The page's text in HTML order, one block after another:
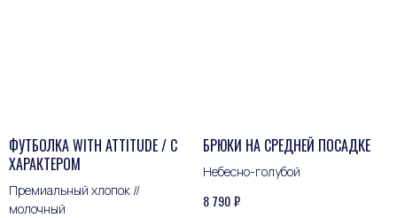
ФУТБОЛКА WITH ATTITUDE / С
ХАРАКТЕРОМ
Премиальный хлопок //
молочный
БРЮКИ НА СРЕДНЕЙ ПОСАДКЕ
Небесно-голубой
8 790₽